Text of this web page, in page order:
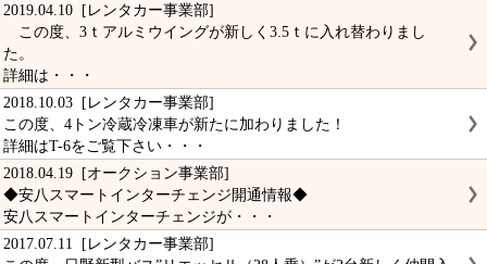
2019.04.10 [レンタカー事業部]
この度、3ｔアルミウイングが新しく3.5ｔに入れ替わりまし
た。
詳細は・・・
2018.10.03 [レンタカー事業部]
この度、4トン冷蔵冷凍車が新たに加わりました！
詳細はT-6をご覧下さい・・・
2018.04.19 [オークション事業部]
◆安八スマートインターチェンジ開通情報◆
安八スマートインターチェンジが・・・
2017.07.11 [レンタカー事業部]